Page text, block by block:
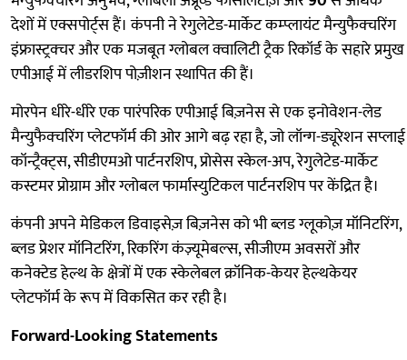
देशों में एक्सपोर्ट्स हैं। कंपनी ने रेगुलेटेड-मार्केट कम्प्लायंट मैन्युफैक्चरिंग
इंफ्रास्ट्रक्चर और एक मजबूत ग्लोबल क्वालिटी ट्रैक रिकॉर्ड के सहारे प्रमुख
एपीआई में लीडरशिप पोज़ीशन स्थापित की हैं।
मोरपेन धीरे-धीरे एक पारंपरिक एपीआई बिज़नेस से एक इनोवेशन-लेड
मैन्युफैक्चरिंग प्लेटफॉर्म की ओर आगे बढ़ रहा है, जो लॉन्ग-ड्यूरेशन सप्लाई
कॉन्ट्रैक्ट्स, सीडीएमओ पार्टनरशिप, प्रोसेस स्केल-अप, रेगुलेटेड-मार्केट
कस्टमर प्रोग्राम और ग्लोबल फार्मास्युटिकल पार्टनरशिप पर केंद्रित है।
कंपनी अपने मेडिकल डिवाइसेज़ बिज़नेस को भी ब्लड ग्लूकोज़ मॉनिटरिंग,
ब्लड प्रेशर मॉनिटरिंग, रिकरिंग कंज़्यूमेबल्स, सीजीएम अवसरों और
कनेक्टेड हेल्थ के क्षेत्रों में एक स्केलेबल क्रॉनिक-केयर हेल्थकेयर
प्लेटफॉर्म के रूप में विकसित कर रही है।
Forward-Looking Statements